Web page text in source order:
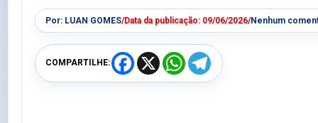
Por: LUAN GOMES/Data da publicação: 09/06/2026/Nenhum
COMPARTILHE:
F
a
c
X
W
h
a
l